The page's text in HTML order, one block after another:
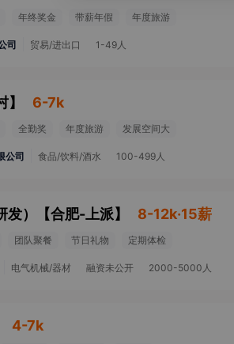
年终奖金 带薪年假 年度旅游
司 贸易/进出口 1-49人
】 6-7k
全勤奖 年度旅游 发展空间大
公司 食品/饮料/酒水 100-499人
） 【合肥-上派】 8-12k·15薪
团队聚餐 节日礼物 定期体检
电气机械/器材 融资未公开 2000-5000人
4-7k